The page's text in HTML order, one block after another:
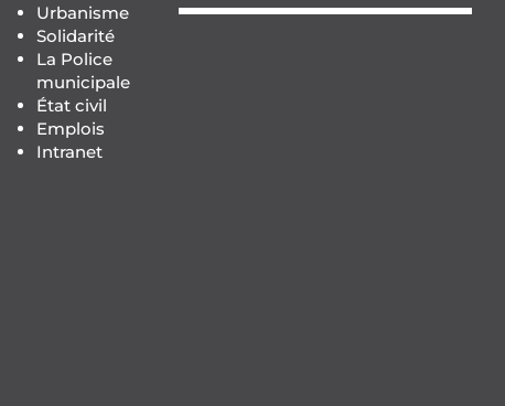
Urbanisme
Solidarité
La Police
municipale
État civil
Emplois
Intranet